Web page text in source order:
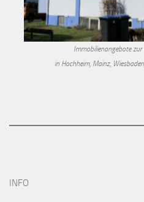
Immobilienangebote
in Hochheim, Mainz,
INFO